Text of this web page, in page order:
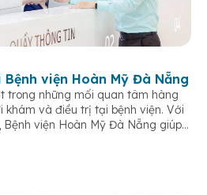
viện Hoàn Mỹ Đà Nẵng
trong những mối quan tâm hàng
khám và điều trị tại bệnh viện. Với
Bệnh viện Hoàn Mỹ Đà Nẵng giúp